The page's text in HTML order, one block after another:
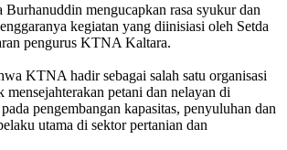
Burhanuddin mengucapkan rasa syukur dan
kegiatan yang diinisiasi oleh Setda
pengurus KTNA Kaltara.
KTNA hadir sebagai salah satu organisasi
petani dan nelayan di
pengembangan kapasitas, penyuluhan dan
utama di sektor pertanian dan